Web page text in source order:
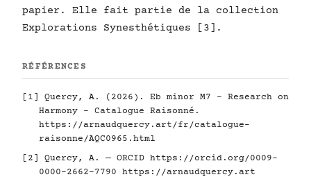
papier. Elle fait partie de la collection
Explorations Synesthétiques [3].
RÉFÉRENCES
[1] Quercy, A. (2026). Eb minor M7 - Research on
Harmony - Catalogue Raisonné.
https://arnaudquercy.art/fr/catalogue-
raisonne/AQC0965.html
[2] Quercy, A. — ORCID https://orcid.org/0009-
0000-2662-7790
https://arnaudquercy.art